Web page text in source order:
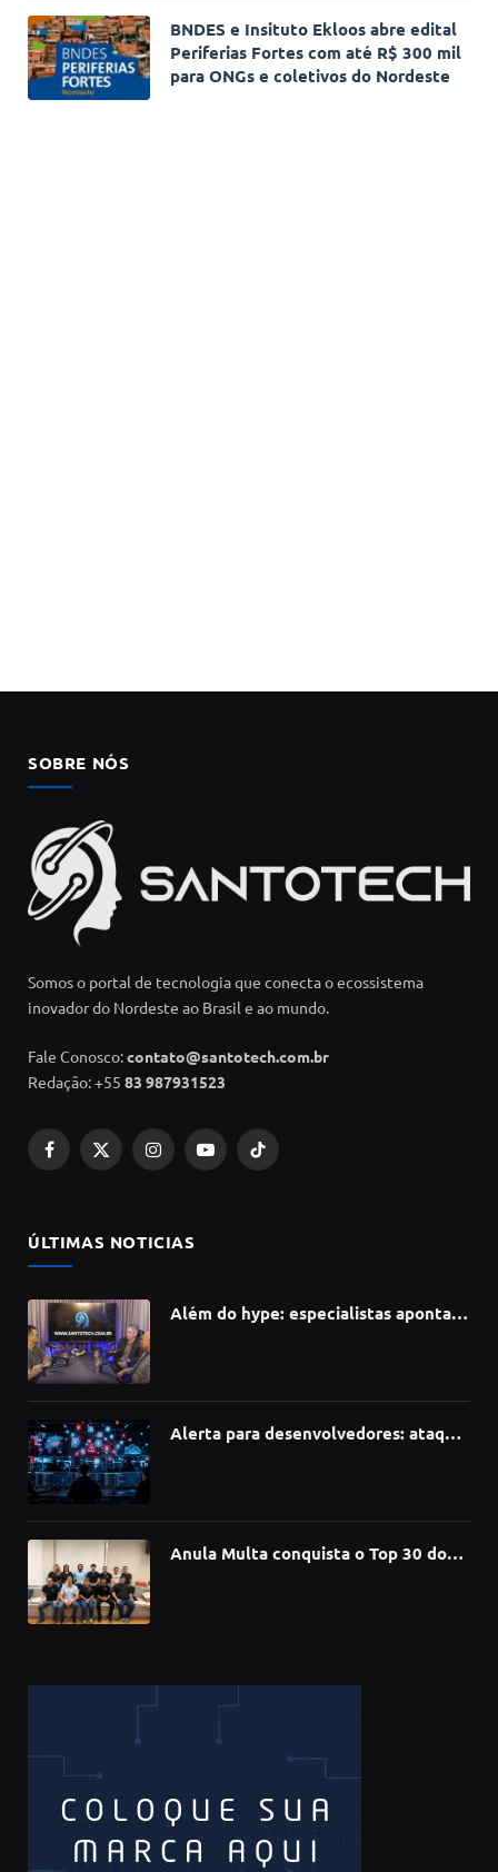
BNDES e Insituto Ekloos abre edital
Periferias Fortes com até R$ 300 mil
para ONGs e coletivos do Nordeste
SOBRE NÓS
Somos o portal de tecnologia que conecta o ecossistema
inovador do Nordeste ao Brasil e ao mundo.
Fale Conosco:contato@santotech.com.br
Redação: +55 83 987931523
Facebook
X
InstagramYouTubeTikTok
ÚLTIMAS NOTICIAS
Além do hype: especialistas apontam
Alerta para desenvolvedores: ataque
Anula Multa conquista o Top 30 do